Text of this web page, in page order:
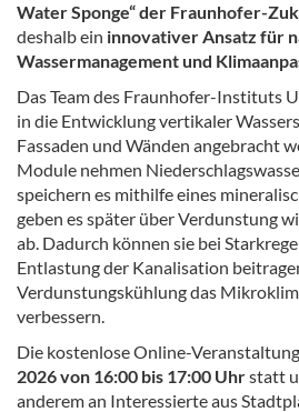
Water Sponge“ der Fraunhofer-
deshalb ein innovativer Ansatz für
Wassermanagement und
Das Team des Fraunhofer-Instituts
in die Entwicklung vertikaler
Fassaden und Wänden angebracht
Module nehmen
speichern es mithilfe eines
geben es später über Verdunstung
ab. Dadurch können sie bei
Entlastung der Kanalisation
Verdunstungskühlung das
verbessern.
Die kostenlose Online-
2026 von 16:00 bis 17:00 Uhrstatt
anderem an Interessierte aus